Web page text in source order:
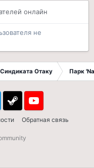
онлайн
не
Отаку Парк
Обратная связь
Steam Youtube